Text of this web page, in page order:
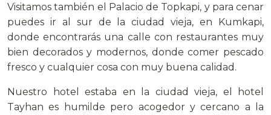
Visitamos también el Palacio de Topkapi, y para cenar
puedes ir al sur de la ciudad vieja, en Kumkapi,
donde encontrarás una calle con restaurantes muy
bien decorados y modernos, donde comer pescado
fresco y cualquier cosa con muy buena calidad.
Nuestro hotel estaba en la ciudad vieja, el hotel
Tayhan es humilde pero acogedor y cercano a la